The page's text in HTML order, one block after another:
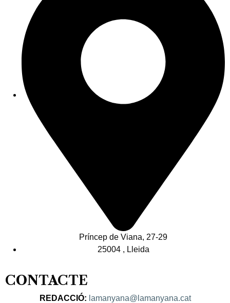
Príncep de Viana, 27-29
25004 , Lleida
CONTACTE
REDACCIÓ: lamanyana@lamanyana.cat